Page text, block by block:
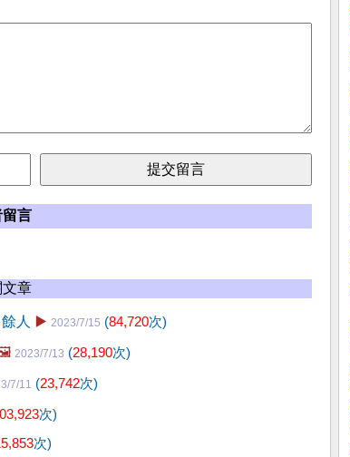
言
章
人 ▶️ 2023/7/15 (84,720次)
2023/7/13 (28,190次)
7/11 (23,742次)
次)
次)